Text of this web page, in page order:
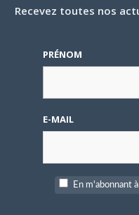
cette analyse d’OP signée
de l’animation.
Recevez toutes nos
PRÉNOM
E-MAIL
En m'abonnant